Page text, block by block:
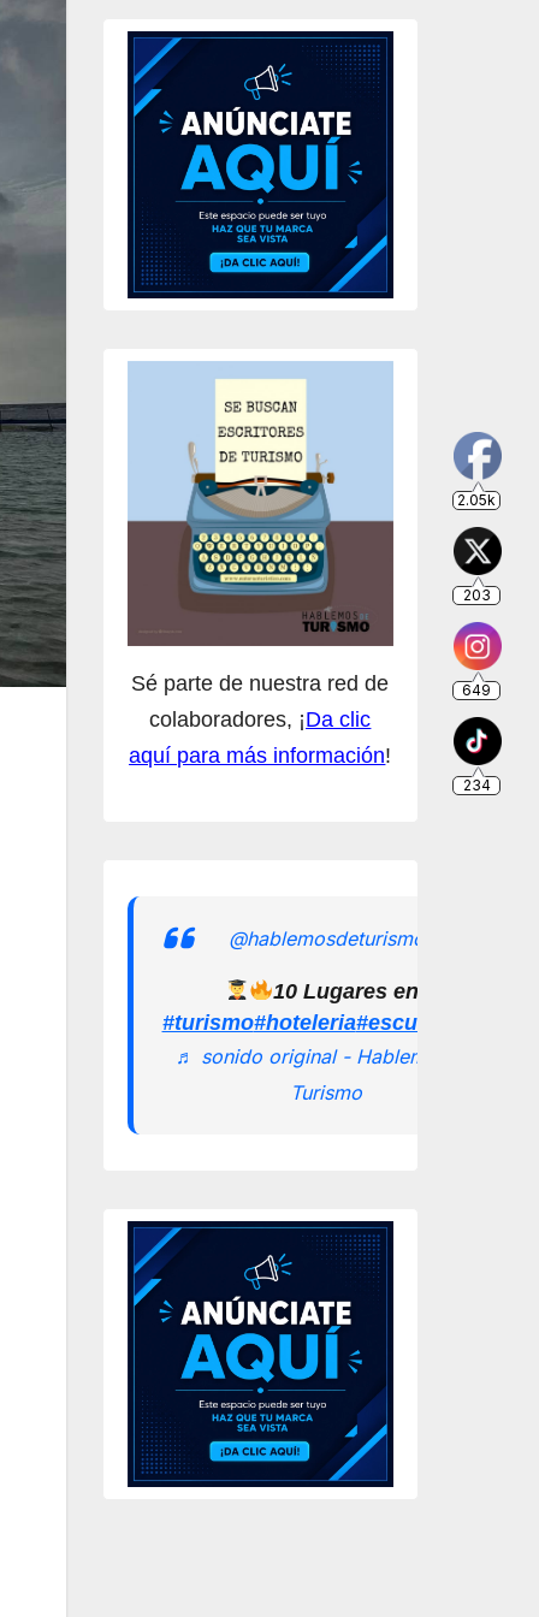
Sé parte de nuestra red de
colaboradores, ¡Da clic
aquí para más información!
@hablemosdeturismomx
10 Lugares en los que
#turismo#hoteleria
♬ sonido original - Hablemos de
Turismo